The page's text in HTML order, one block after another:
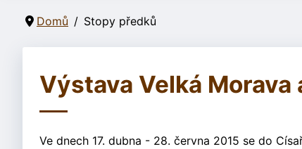
Domů Stopy předků
Výstava Velká
Ve dnech 17. dubna - 28. června 2015 se do